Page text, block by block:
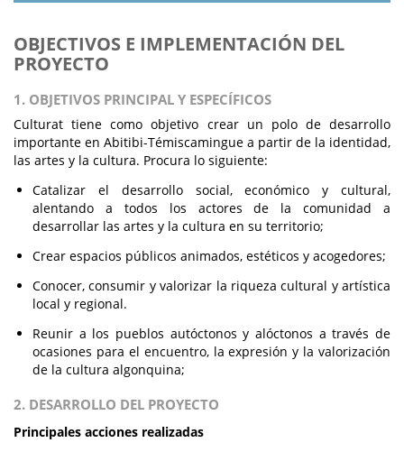
OBJECTIVOS E IMPLEMENTACIÓN DEL
PROYECTO
1. OBJETIVOS PRINCIPAL Y ESPECÍFICOS
Culturat tiene como objetivo crear un polo de desarrollo
importante en Abitibi-Témiscamingue a partir de la identidad,
las artes y la cultura. Procura lo siguiente:
Catalizar el desarrollo social, económico y cultural,
alentando a todos los actores de la comunidad a
desarrollar las artes y la cultura en su territorio;
Crear espacios públicos animados, estéticos y acogedores;
Conocer, consumir y valorizar la riqueza cultural y artística
local y regional.
Reunir a los pueblos autóctonos y alóctonos a través de
ocasiones para el encuentro, la expresión y la valorización
de la cultura algonquina;
2. DESARROLLO DEL PROYECTO
Principales acciones realizadas